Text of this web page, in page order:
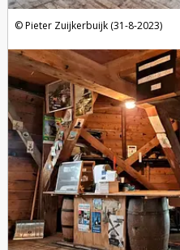
Pieter Zuijkerbuijk (31-8-2023)